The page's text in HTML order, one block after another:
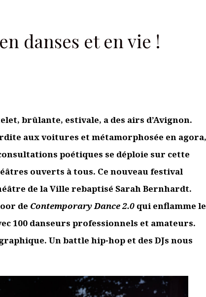
sont indiqués avec *
Je m'abonne à la newsletter
S'ABONNER